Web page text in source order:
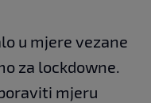
u mjere vezane
za lockdowne.
mjeru